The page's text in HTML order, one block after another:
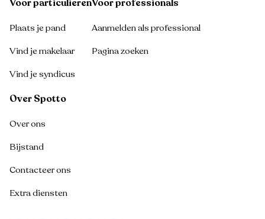
Voor particulieren
Plaats je pand
Vind je makelaar
Vind je syndicus
Voor professionals
Aanmelden als professional
Pagina zoeken
Over Spotto
Over ons
Bijstand
Contacteer ons
Extra diensten